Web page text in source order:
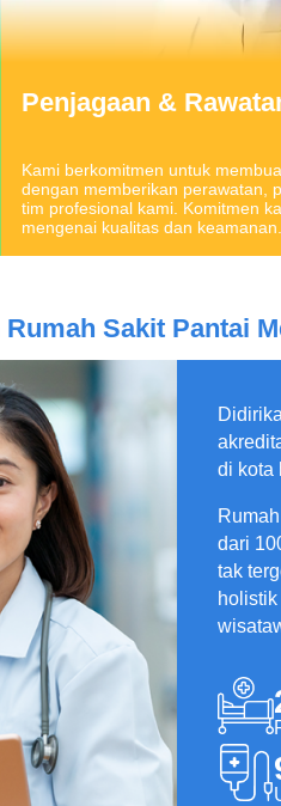
Penjagaan &
Kami berkomitmen untuk
dengan memberikan perawatan,
tim profesional kami. Komitmen
mengenai kualitas dan keamanan.
Rumah Sakit Pantai
di kota
dari
tak